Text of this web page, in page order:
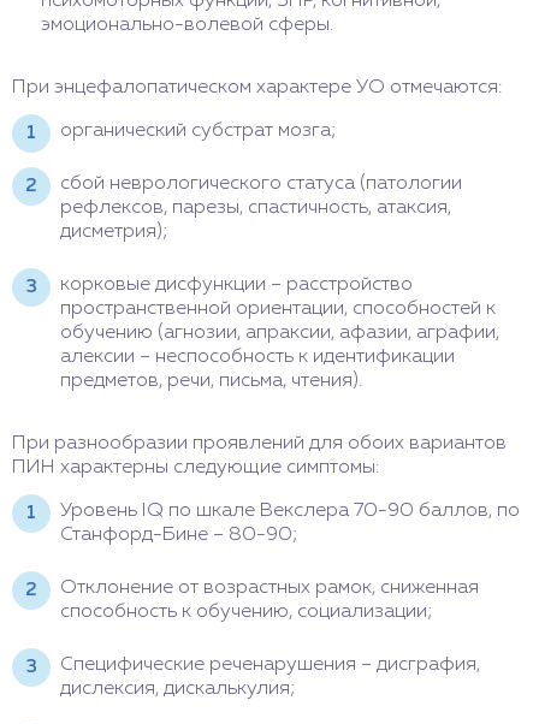
эмоционально-волевой сферы.
При энцефалопатическом характере УО отмечаются:
органический субстрат мозга;
сбой неврологического статуса (патологии
рефлексов, парезы, спастичность, атаксия,
дисметрия);
корковые дисфункции – расстройство
пространственной ориентации, способностей к
обучению (агнозии, апраксии, афазии, аграфии,
алексии – неспособность к идентификации
предметов, речи, письма, чтения).
При разнообразии проявлений для обоих вариантов
ПИН характерны следующие симптомы:
Уровень IQ по шкале Векслера 70-90 баллов, по
Станфорд-Бине – 80-90;
Отклонение от возрастных рамок, сниженная
способность к обучению, социализации;
Специфические реченарушения – дисграфия,
дислексия, дискалькулия;